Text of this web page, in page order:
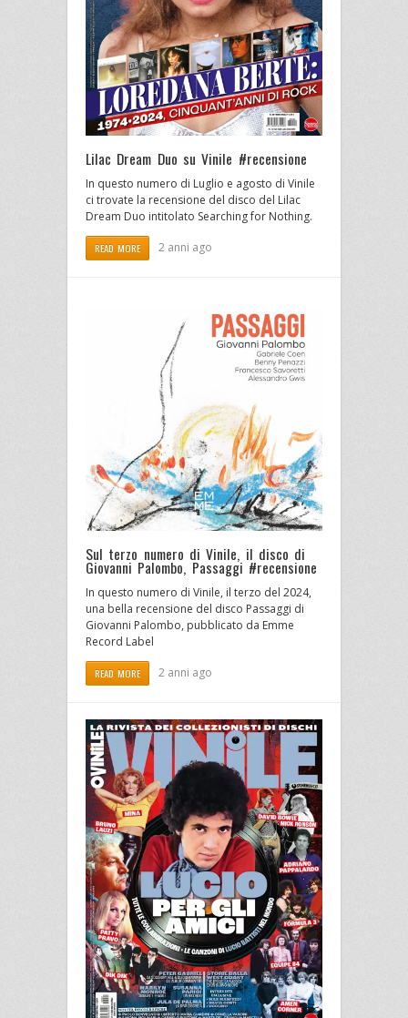
Lilac Dream Duo su Vinile #recensione
In questo numero di Luglio e agosto di Vinile
ci trovate la recensione del disco del Lilac
Dream Duo intitolato Searching for Nothing.
READ MORE 2 anni ago
Sul terzo numero di Vinile, il disco di
Giovanni Palombo, Passaggi #recensione
In questo numero di Vinile, il terzo del 2024,
una bella recensione del disco Passaggi di
Giovanni Palombo, pubblicato da Emme
Record Label
READ MORE 2 anni ago